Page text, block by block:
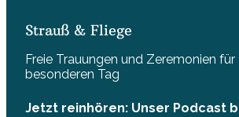
Strauß & Fliege
Freie Trauungen und Zeremonien für
besonderen Tag
Jetzt reinhören: Unser Podcast